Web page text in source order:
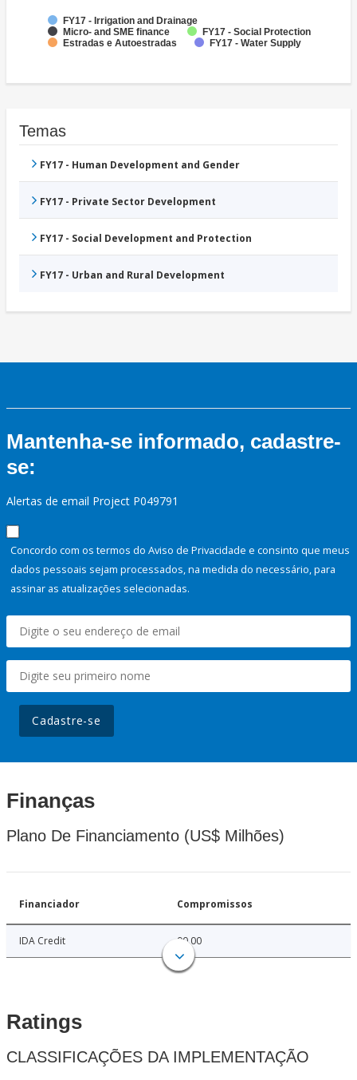
FY17 - Irrigation and Drainage
Micro- and SME finance
FY17 - Social Protection
Estradas e Autoestradas
FY17 - Water Supply
Temas
FY17 - Human Development and Gender
FY17 - Private Sector Development
FY17 - Social Development and Protection
FY17 - Urban and Rural Development
Mantenha-se informado, cadastre-
se:
Alertas de email Project P049791
Concordo com os termos do Aviso de Privacidade e consinto que meus
dados pessoais sejam processados, na medida do necessário, para
assinar as atualizações selecionadas.
Cadastre-se
Finanças
Plano De Financiamento (US$ Milhões)
Financiador Compromissos
IDA Credit 90.00
Ratings
CLASSIFICAÇÕES DA IMPLEMENTAÇÃO